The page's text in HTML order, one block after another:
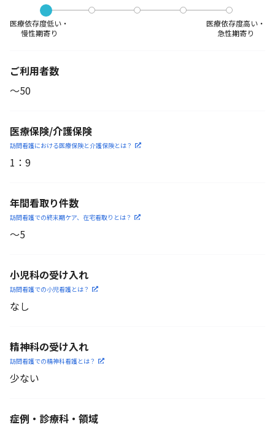
医療依存度低い・
慢性期寄り
医療依存度高い・
急性期寄り
ご利用者数
〜50
医療保険/介護保険
訪問看護における医療保険と介護保険とは？
1 ： 9
年間看取り件数
訪問看護での終末期ケア、 在宅看取りとは？
〜5
小児科の受け入れ
訪問看護での小児看護とは？
なし
精神科の受け入れ
訪問看護での精神科看護とは？
少ない
症例・診療科・ 領域